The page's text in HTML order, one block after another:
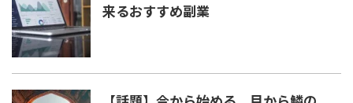
来るおすすめ副業